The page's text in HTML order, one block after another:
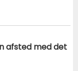
afsted med det